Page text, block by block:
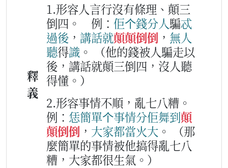
釋
義
1.形容人言行沒有條理、顛三
倒四。
例： 佢个錢分人騙忒
過後 ， 講話就顛顛倒倒 ， 無人
聽得識 。
（他的錢被人騙走以
後，講話就顛三倒四，沒人聽
得懂。）
2.形容事情不順，亂七八糟。
例： 恁簡單个事情分佢舞到顛
顛倒倒 ， 大家都當火大 。
（那
麼簡單的事情被他搞得亂七八
糟，大家都很生氣。）